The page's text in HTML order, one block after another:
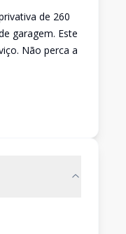
de 260
garagem. Este
Não perca a